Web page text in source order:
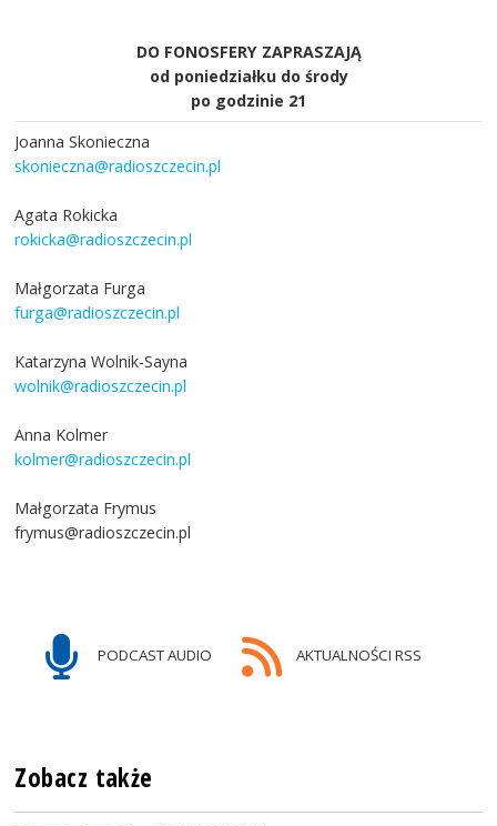
DO FONOSFERY ZAPRASZAJĄ
od poniedziałku do środy
po godzinie 21
Joanna Skonieczna
skonieczna@radioszczecin.pl
Agata Rokicka
rokicka@radioszczecin.pl
Małgorzata Furga
furga@radioszczecin.pl
Katarzyna Wolnik-Sayna
wolnik@radioszczecin.pl
Anna Kolmer
kolmer@radioszczecin.pl
Małgorzata Frymus
frymus@radioszczecin.pl
PODCAST AUDIO AKTUALNOŚCI RSS
Zobacz także